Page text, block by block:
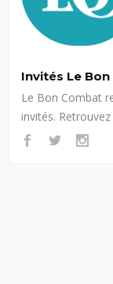
Invités Le
Le Bon Combat
invités.